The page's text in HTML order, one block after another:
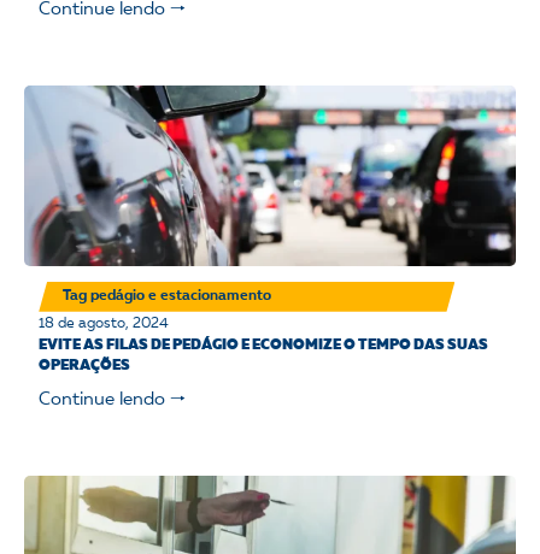
Continue lendo 🠒
Tag pedágio e estacionamento
18 de agosto, 2024
EVITE AS FILAS DE PEDÁGIO E ECONOMIZE O TEMPO DAS SUAS
OPERAÇÕES
Continue lendo 🠒